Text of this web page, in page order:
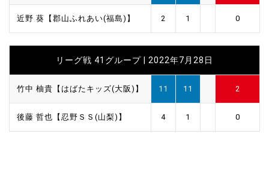
近野 葵【郡山ふれあい(福島)】 2 1 0
リーグ戦 41グループ | 2022年7月28日
竹中 柚貴【はばたキッズ(大阪)】 11 11 2
後藤 哲也【忍野ＳＳ(山梨)】 4 1 0